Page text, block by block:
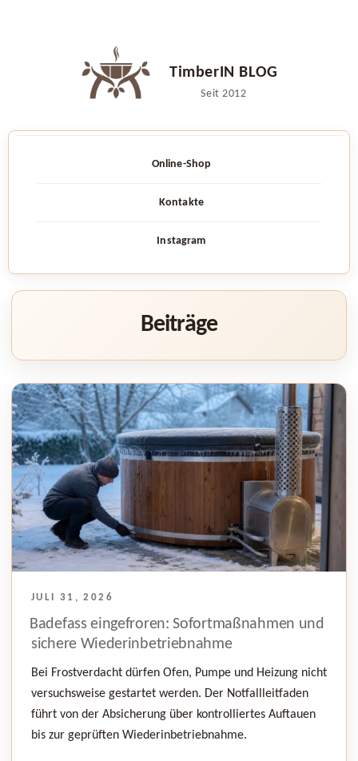
TimberIN BLOG
Seit 2012
Online-Shop
Kontakte
Instagram
Beiträge
VERÖFFENTLICHT
JULI 31, 2026
Badefass eingefroren: Sofortmaßnahmen und
sichere Wiederinbetriebnahme
Bei Frostverdacht dürfen Ofen, Pumpe und Heizung nicht
versuchsweise gestartet werden. Der Notfallleitfaden
führt von der Absicherung über kontrolliertes Auftauen
bis zur geprüften Wiederinbetriebnahme.